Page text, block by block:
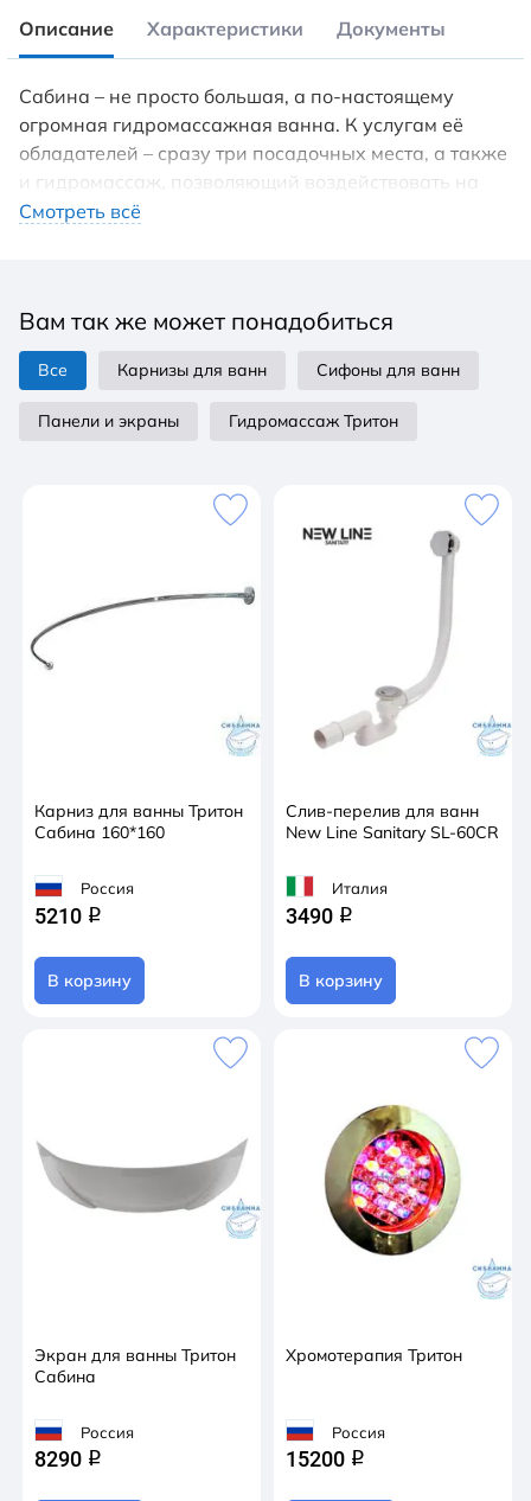
Описание Характеристики Документы
Сабина – не просто большая, а по-настоящему
огромная гидромассажная ванна. К услугам её
обладателей – сразу три посадочных места, а также
и гидромассаж, позволяющий воздействовать на
самые проблемные участки тела.
Смотреть всё
Вам так же может понадобиться
Все Карнизы для ванн Сифоны для ванн
Панели и экраны Гидромассаж Тритон
Карниз для ванны Тритон
Сабина 160*160
Россия
5210 q
В корзину
Слив-перелив для ванн
New Line Sanitary SL-60CR
Италия
3490 q
В корзину
Экран для ванны Тритон
Сабина
Россия
8290 q
Хромотерапия Тритон
Россия
15200 q